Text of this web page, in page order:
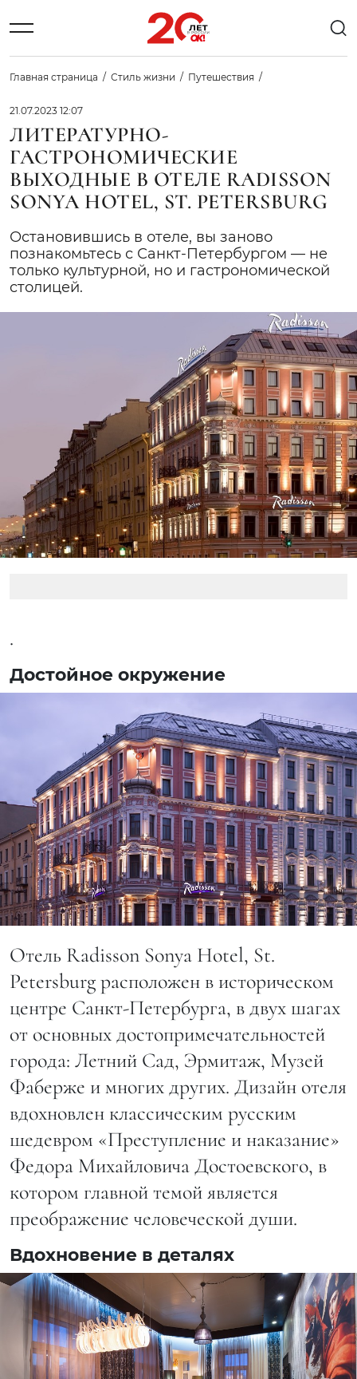
Главная страница Стиль жизни Путешествия
21.07.2023 12:07
ЛИТЕРАТУРНО-
ГАСТРОНОМИЧЕСКИЕ
ВЫХОДНЫЕ В ОТЕЛЕ RADISSON
SONYA HOTEL, ST. PETERSBURG
Остановившись в отеле, вы заново
познакомьтесь с Санкт-Петербургом — не
только культурной, но и гастрономической
столицей.
.
Достойное окружение
Отель Radisson Sonya Hotel, St.
Petersburg расположен в историческом
центре Санкт-Петербурга, в двух шагах
от основных достопримечательностей
города: Летний Сад, Эрмитаж, Музей
Фаберже и многих других. Дизайн отеля
вдохновлен классическим русским
шедевром «Преступление и наказание»
Федора Михайловича Достоевского, в
котором главной темой является
преображение человеческой души.
Вдохновение в деталях